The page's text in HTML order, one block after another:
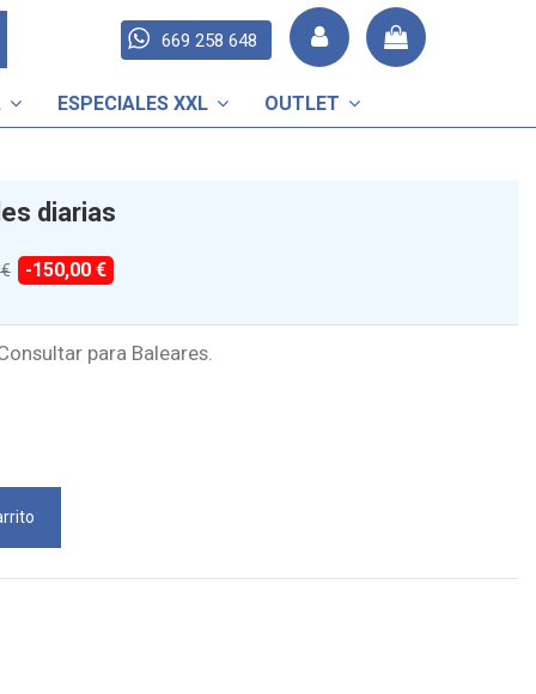
669 258 648
ESPECIALES XXL OUTLET
diarias
-150,00 €
para Baleares.